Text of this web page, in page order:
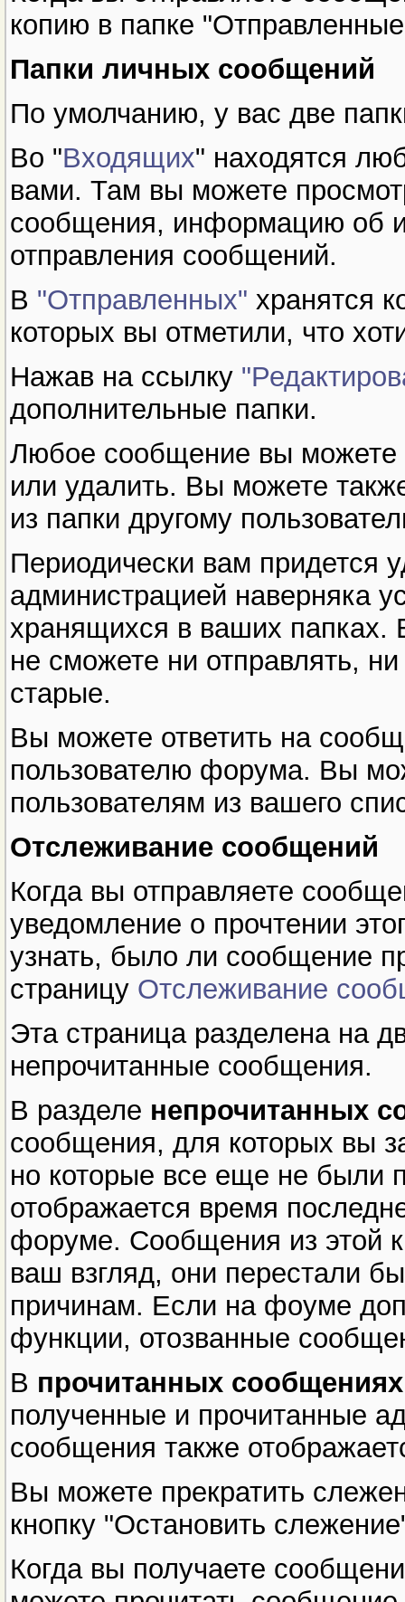
копию в папке
Папки личных сообщений
По умолчанию, у вас две
Во "Входящих" находятся
вами. Там вы можете
сообщения, информацию об
отправления сообщений.
В "Отправленных" хранятся
которых вы отметили, что
Нажав на ссылку
дополнительные папки.
Любое сообщение вы можете
или удалить. Вы можете
из папки другому
Периодически вам придется
администрацией наверняка
хранящихся в ваших папках.
не сможете ни отправлять,
старые.
Вы можете ответить на
пользователю форума. Вы
пользователям из вашего
Отслеживание сообщений
Когда вы отправляете
уведомление о прочтении
узнать, было ли сообщение
страницу Отслеживание
Эта страница разделена на
непрочитанные сообщения.
В разделе непрочитанных
сообщения, для которых вы
но которые все еще не были
отображается время
форуме. Сообщения из этой
ваш взгляд, они перестали
причинам. Если на фоуме
функции, отозванные
В прочитанных сообщениях
полученные и прочитанные
сообщения также
Вы можете прекратить
кнопку "Остановить
Когда вы получаете